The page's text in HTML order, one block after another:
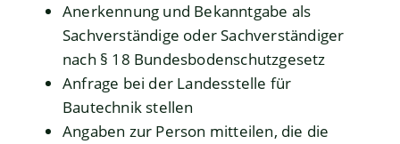
Anerkennung und Bekanntgabe als
Sachverständige oder Sachverständiger
nach § 18 Bundesbodenschutzgesetz
Anfrage bei der Landesstelle für
Bautechnik stellen
Angaben zur Person mitteilen, die die